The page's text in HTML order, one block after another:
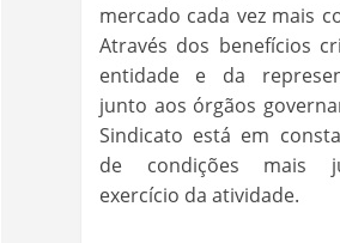
mercado cada vez mais
Através dos benefícios
entidade e da
junto aos órgãos
Sindicato está em
de condições mais
exercício da atividade.